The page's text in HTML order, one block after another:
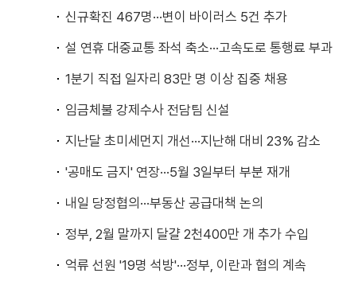
신규확진 467명···변이 바이러스 5건 추가
설 연휴 대중교통 좌석 축소···고속도로 통행료 부과
1분기 직접 일자리 83만 명 이상 집중 채용
임금체불 강제수사 전담팀 신설
지난달 초미세먼지 개선···지난해 대비 23% 감소
'공매도 금지' 연장···5월 3일부터 부분 재개
내일 당정협의···부동산 공급대책 논의
정부, 2월 말까지 달걀 2천400만 개 추가 수입
억류 선원 '19명 석방'···정부, 이란과 협의 계속